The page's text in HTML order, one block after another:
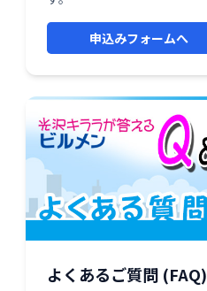
申込みフォームへ
よくあるご質問 (FAQ)